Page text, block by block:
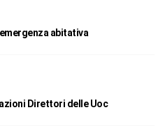
abitativa
Direttori delle Uoc